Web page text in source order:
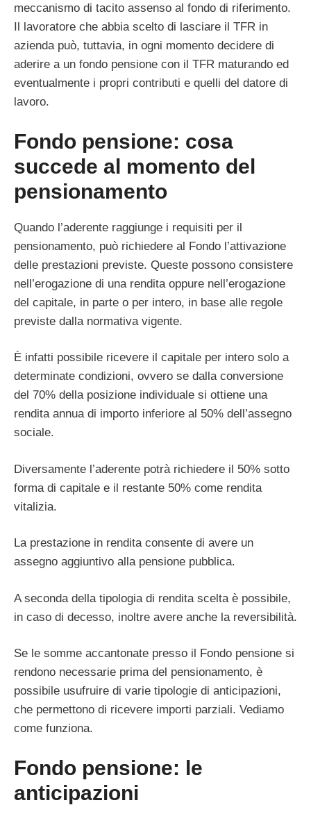
meccanismo di tacito assenso al fondo di riferimento.
Il lavoratore che abbia scelto di lasciare il TFR in
azienda può, tuttavia, in ogni momento decidere di
aderire a un fondo pensione con il TFR maturando ed
eventualmente i propri contributi e quelli del datore di
lavoro.
Fondo pensione: cosa
succede al momento del
pensionamento
Quando l’aderente raggiunge i requisiti per il
pensionamento, può richiedere al Fondo l’attivazione
delle prestazioni previste. Queste possono consistere
nell’erogazione di una rendita oppure nell’erogazione
del capitale, in parte o per intero, in base alle regole
previste dalla normativa vigente.
È infatti possibile ricevere il capitale per intero solo a
determinate condizioni, ovvero se dalla conversione
del 70% della posizione individuale si ottiene una
rendita annua di importo inferiore al 50% dell’assegno
sociale.
Diversamente l’aderente potrà richiedere il 50% sotto
forma di capitale e il restante 50% come rendita
vitalizia.
La prestazione in rendita consente di avere un
assegno aggiuntivo alla pensione pubblica.
A seconda della tipologia di rendita scelta è possibile,
in caso di decesso, inoltre avere anche la reversibilità.
Se le somme accantonate presso il Fondo pensione si
rendono necessarie prima del pensionamento, è
possibile usufruire di varie tipologie di anticipazioni,
che permettono di ricevere importi parziali. Vediamo
come funziona.
Fondo pensione: le
anticipazioni